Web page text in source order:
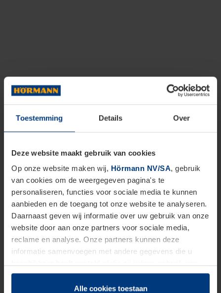
Toestemming Details Over
Deze website maakt gebruik van cookies
Op onze website maken wij, Hörmann NV/SA, gebruik
van cookies om de weergegeven pagina's te
personaliseren, functies voor sociale media te kunnen
aanbieden en de toegang tot onze website te analyseren.
Daarnaast geven wij informatie over uw gebruik van onze
website door aan onze partners voor sociale media,
reclame en analyse. Onze partners kunnen deze
informatie samenvoegen met andere gegevens die u
hun diensten hebben verzameld.
Juridisch hebben wij het recht om cookies op uw
Alle cookies toestaan